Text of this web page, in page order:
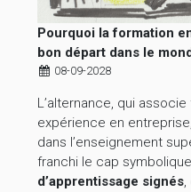
Pourquoi la formation
bon départ dans le
08-09-2028
L’alternance, qui
expérience en
dans l’enseignement
franchi le cap
d’apprentissage signés,